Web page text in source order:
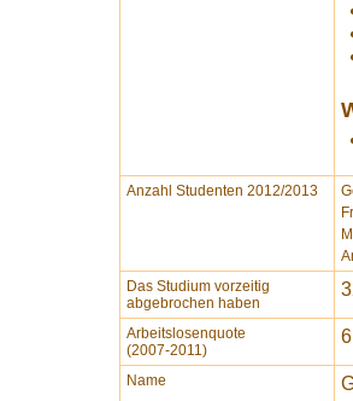
Anzahl Studenten 2012/2013
Das Studium vorzeitig
abgebrochen haben
Arbeitslosenquote
(2007-2011)
Name